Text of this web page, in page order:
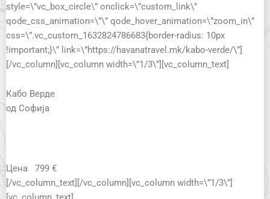
style=\”vc_box_circle\” onclick=\”custom_link\”
qode_css_animation=\”\” qode_hover_animation=\”zoom_in\”
css=\”.vc_custom_1632824786683{border-radius: 10px
!important;}\” link=\”https://havanatravel.mk/kabo-verde/\”]
[/vc_column][vc_column width=\”1/3\”][vc_column_text]
Кабо Верде
од Софија
Цена 799 €
[/vc_column_text][/vc_column][vc_column width=\”1/3\”]